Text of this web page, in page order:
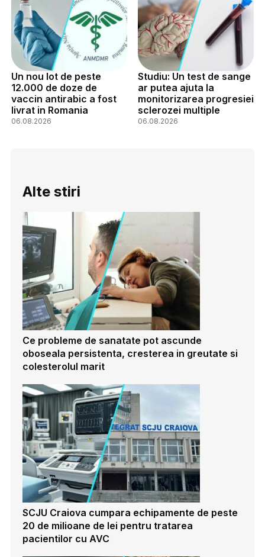
Un nou lot de peste
12.000 de doze de
vaccin antirabic a fost
livrat in Romania
06.08.2026
Studiu: Un test de sange
ar putea ajuta la
monitorizarea progresiei
sclerozei multiple
06.08.2026
Alte stiri
Ce probleme de sanatate pot ascunde
oboseala persistenta, cresterea in greutate si
colesterolul marit
SCJU Craiova cumpara echipamente de peste
20 de milioane de lei pentru tratarea
pacientilor cu AVC